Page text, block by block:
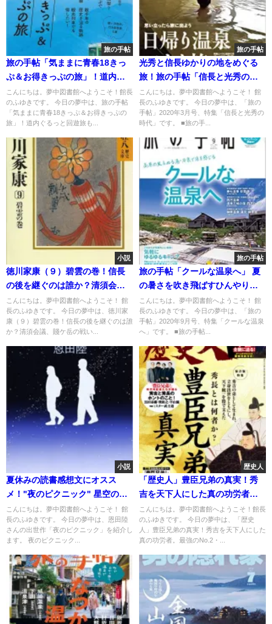
旅の手帖
旅の手帖「気ままに青春18きっ
ぷ＆お得きっぷの旅」！道内ぐ
るっと回遊旅も大ローカル線の
旅も
こんにちは。夢中図書館へようこそ！館長
のふゆきです。 今日の夢中は、旅の手帖
「気ままに青春18きっぷ＆お得きっぷの
旅」！道内ぐるっと回遊旅も...
旅の手帖
光秀と信長ゆかりの地をめぐる
旅！旅の手帖「信長と光秀の時
代」
こんにちは。夢中図書館へようこそ！ 館
長のふゆきです。 今日の夢中は、「旅の
手帖」2020年3月号、特集「信長と光秀の
時代」です。 ■旅の手...
小説
徳川家康（９）碧雲の巻！信長
の後を継ぐのは誰か？清須会
議、賤ケ岳の戦いの果てに
こんにちは。夢中図書館へようこそ！ 館
長のふゆきです。 今日の夢中は、徳川家
康（９）碧雲の巻！信長の後を継ぐのは誰
か？清須会議、賤ケ岳の戦い...
旅の手帖
旅の手帖「クールな温泉へ」 夏
の暑さを吹き飛ばすひんやり温
泉⁉
こんにちは。夢中図書館へようこそ！ 館
長のふゆきです。 今日の夢中は、「旅の
手帖」2020年9月号、特集「クールな温泉
へ」です。 ■旅の手帖...
小説
夏休みの読書感想文にオスス
メ！"夜のピクニック" 星空の下
離れては近づく2人 小さな賭けの
行方は？
こんにちは。夢中図書館へようこそ！ 館
長のふゆきです。 今日の夢中は、恩田陸
さんの出世作「夜のピクニック」を紹介し
ます。 夜のピクニック...
歴史人
「歴史人」豊臣兄弟の真実！秀
吉を天下人にした真の功労者。
最強のNo.2・豊臣秀長の生涯に
迫る
こんにちは。夢中図書館へようこそ！館長
のふゆきです。 今日の夢中は、「歴史
人」豊臣兄弟の真実！秀吉を天下人にした
真の功労者。最強のNo.2・...